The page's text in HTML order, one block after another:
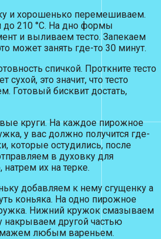
и хорошенько перемешиваем.
до 210 °С. На дно формы
и выливаем тесто. Запекаем
может занять где-то 30 минут.
спичкой. Проткните тесто
сухой, это значит, что тесто
Готовый бисквит достать,
круги. На каждое пирожное
у вас должно получится где-
которые остудились, после
в духовку для
их на терке.
добавляем к нему сгущенку а
коньяка. На одно пирожное
Нижний кружок смазываем
накрываем другой частью
любым вареньем.